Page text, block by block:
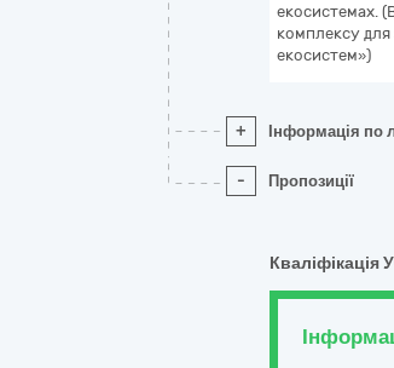
екосистемах.
комплексу
екосистем»)
+ Інформація по
- Пропозиції
Кваліфікація